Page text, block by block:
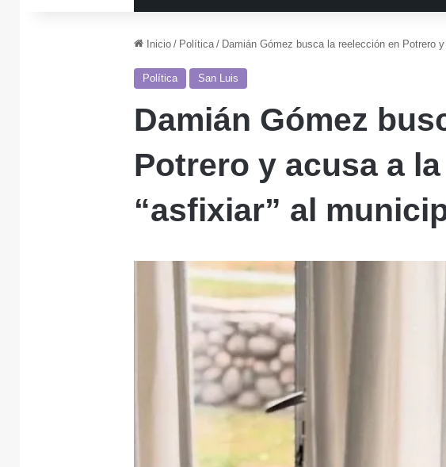
Inicio / Política / Damián Gómez busca la reelección en Potrero
Política San Luis
Damián Gómez
Potrero y acusa a
“asfixiar” al